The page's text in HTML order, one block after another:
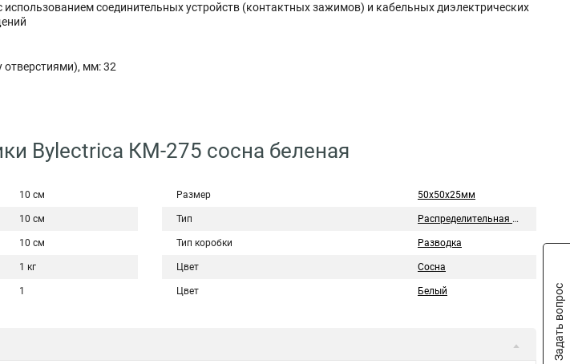
соединительных устройств (контактных зажимов) и кабельных диэлектрических
мм: 32
Bylectrica КМ-275 сосна беленая
10 см
10 см
10 см
1 кг
1
Размер 50х50х25мм
Тип Распределительная коробка
Тип коробки Разводка
Цвет Сосна
Цвет Белый Задать вопрос